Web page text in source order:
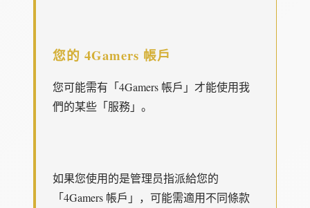
您的 4Gamers 帳戶
您可能需有「4Gamers 帳戶」才能使用我
們的某些「服務」。
如果您使用的是管理员指派給您的
「4Gamers 帳戶」，可能需適用不同條款